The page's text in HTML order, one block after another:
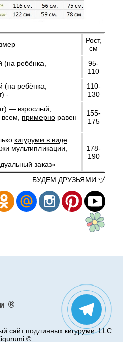
Рост,
см
(на ребёнка,
95-
110
(на ребёнка,
-
110-
130
— взрослый,
примерно равен
155-
175
кигуруми в виде
мультипликации,
заказ»
178-
190
БУДЕМ ДРУЗЬЯМИ ヅ
®
сайт подлинных кигуруми. LLC
©